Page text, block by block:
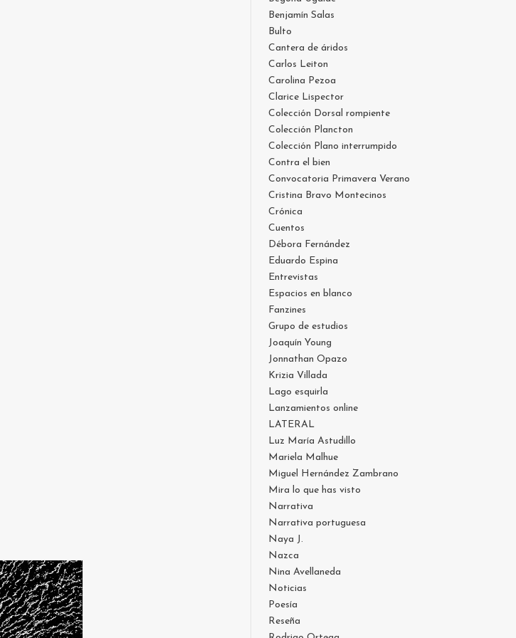
Benjamín Salas
Bulto
Cantera de áridos
Carlos Leiton
Carolina Pezoa
Clarice Lispector
Colección Dorsal rompiente
Colección Plancton
Colección Plano interrumpido
Contra el bien
Convocatoria Primavera Verano
Cristina Bravo Montecinos
Crónica
Cuentos
Débora Fernández
Eduardo Espina
Entrevistas
Espacios en blanco
Fanzines
Grupo de estudios
Joaquín Young
Jonnathan Opazo
Krizia Villada
Lago esquirla
Lanzamientos online
LATERAL
Luz María Astudillo
Mariela Malhue
Miguel Hernández Zambrano
Mira lo que has visto
Narrativa
Narrativa portuguesa
Naya J.
Nazca
Nina Avellaneda
Noticias
Poesía
Reseña